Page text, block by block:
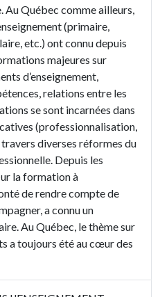
Au Québec comme ailleurs,
(primaire,
etc.) ont connu depuis
majeures sur
d’enseignement,
relations entre les
se sont incarnées dans
(professionnalisation,
diverses réformes du
Depuis les
la formation à
de rendre compte de
a connu un
Au Québec, le thème sur
a toujours été au cœur des